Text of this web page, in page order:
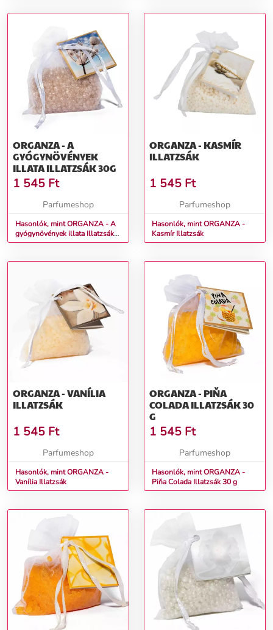
ORGANZA - A
GYÓGYNÖVÉNYEK
ILLATA ILLATZSÁK 30G
1 545 Ft
Parfumeshop
Hasonlók, mint ORGANZA - A
gyógynövények illata Illatzsák
30g
ORGANZA - KASMÍR
ILLATZSÁK
1 545 Ft
Parfumeshop
Hasonlók, mint ORGANZA -
Kasmír Illatzsák
ORGANZA - VANÍLIA
ILLATZSÁK
1 545 Ft
Parfumeshop
Hasonlók, mint ORGANZA -
Vanília Illatzsák
ORGANZA - PIŇA
COLADA ILLATZSÁK 30
G
1 545 Ft
Parfumeshop
Hasonlók, mint ORGANZA -
Piňa Colada Illatzsák 30 g